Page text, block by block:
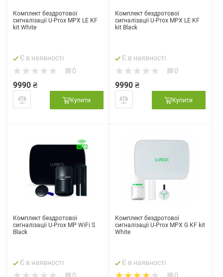
Комплект бездротової
сигналізації U-Prox MPX LE KF
kit White
Є в наявності
0
9990 ₴
Купити
Комплект бездротової
сигналізації U-Prox MPX LE KF
kit Black
Є в наявності
0
9990 ₴
Купити
Комплект бездротової
сигналізації U-Prox MP WiFi S
Black
Є в наявності
Комплект бездротової
сигналізації U-Prox MPX G KF kit
White
Є в наявності